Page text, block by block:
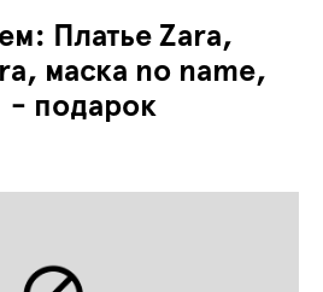
Платье Zara,
маска no name,
- подарок